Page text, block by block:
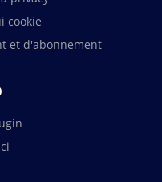
cookie
et d'abonnement